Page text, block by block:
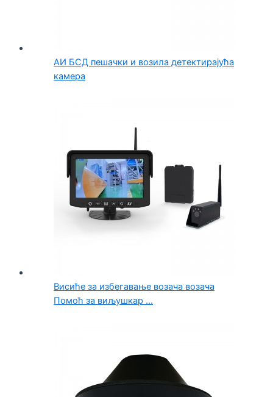
АИ БСД пешачки и возила детектирајућа
камера
Висиће за избегавање возача возача
Помоћ за виљушкар ...